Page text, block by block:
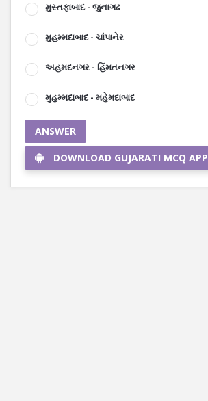
મુસ્તફાબાદ - જુનાગઢ
મુહમ્મદાબાદ - ચાંપાનેર
અહમદનગર - હિંમતનગર
મુહમ્મદાબાદ - મહેમદાબાદ
ANSWER
DOWNLOAD GUJARATI MCQ APP